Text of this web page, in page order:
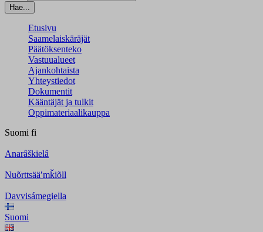
Hae...
Etusivu
Saamelaiskäräjät
Päätöksenteko
Vastuualueet
Ajankohtaista
Yhteystiedot
Dokumentit
Kääntäjät ja tulkit
Oppimateriaalikauppa
Suomi fi
Anarâškielâ
Nuõrttsääʹmǩiõll
Davvisámegiella
Suomi